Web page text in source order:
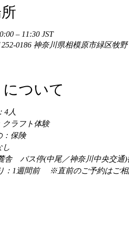
– 11:30 JST
0186 神奈川県相模原市緑区牧
ついて
4人
クラフト体験
：保険
し
舎　バス停(中尾／神奈川中央交通)
：1週間前 　※直前のご予約はご